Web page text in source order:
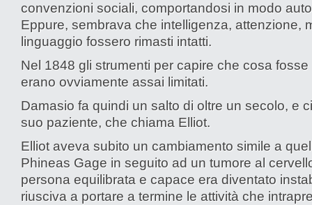
convenzioni sociali, comportandosi in modo
Eppure, sembrava che intelligenza, attenzione,
linguaggio fossero rimasti intatti.
Nel 1848 gli strumenti per capire che cosa
erano ovviamente assai limitati.
Damasio fa quindi un salto di oltre un secolo, e
suo paziente, che chiama Elliot.
Elliot aveva subito un cambiamento simile a
Phineas Gage in seguito ad un tumore al
persona equilibrata e capace era diventato
riusciva a portare a termine le attività che